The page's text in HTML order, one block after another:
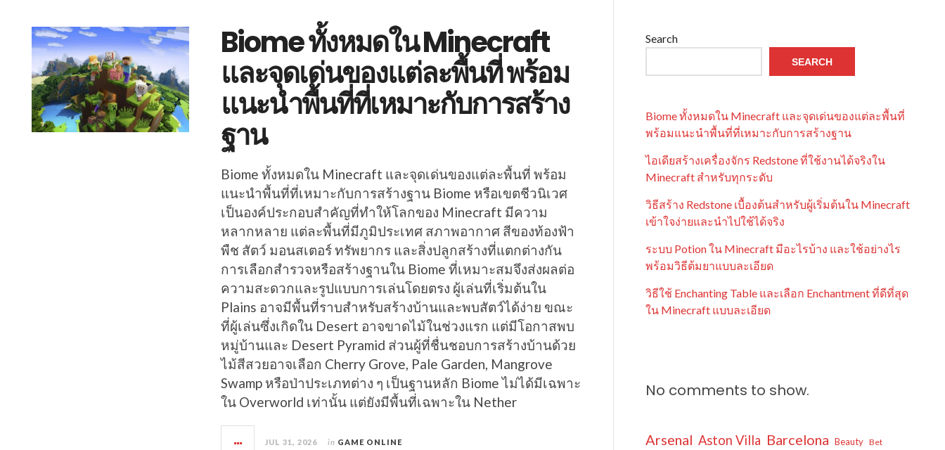
Biome ทั้งหมดใน Minecraft
และจุดเด่นของแต่ละพื้นที่ พร้อม
แนะนำพื้นที่ที่เหมาะกับการสร้าง
ฐาน
Biome ทั้งหมดใน Minecraft และจุดเด่นของแต่ละพื้นที่ พร้อม
แนะนำพื้นที่ที่เหมาะกับการสร้างฐาน Biome หรือเขตชีวนิเวศ
เป็นองค์ประกอบสำคัญที่ทำให้โลกของ Minecraft มีความ
หลากหลาย แต่ละพื้นที่มีภูมิประเทศ สภาพอากาศ สีของท้องฟ้า
พืช สัตว์ มอนสเตอร์ ทรัพยากร และสิ่งปลูกสร้างที่แตกต่างกัน
การเลือกสำรวจหรือสร้างฐานใน Biome ที่เหมาะสมจึงส่งผลต่อ
ความสะดวกและรูปแบบการเล่นโดยตรง ผู้เล่นที่เริ่มต้นใน
Plains อาจมีพื้นที่ราบสำหรับสร้างบ้านและพบสัตว์ได้ง่าย ขณะ
ที่ผู้เล่นซึ่งเกิดใน Desert อาจขาดไม้ในช่วงแรก แต่มีโอกาสพบ
หมู่บ้านและ Desert Pyramid ส่วนผู้ที่ชื่นชอบการสร้างบ้านด้วย
ไม้สีสวยอาจเลือก Cherry Grove, Pale Garden, Mangrove
Swamp หรือป่าประเภทต่าง ๆ เป็นฐานหลัก Biome ไม่ได้มีเฉพาะ
ใน Overworld เท่านั้น แต่ยังมีพื้นที่เฉพาะใน Nether
JUL 31, 2026 in GAME ONLINE
Search
SEARCH
Biome ทั้งหมดใน Minecraft และจุดเด่นของแต่ละพื้นที่
พร้อมแนะนำพื้นที่ที่เหมาะกับการสร้างฐาน
ไอเดียสร้างเครื่องจักร Redstone ที่ใช้งานได้จริงใน
Minecraft สำหรับทุกระดับ
วิธีสร้าง Redstone เบื้องต้นสำหรับผู้เริ่มต้นใน Minecraft
เข้าใจง่ายและนำไปใช้ได้จริง
ระบบ Potion ใน Minecraft มีอะไรบ้าง และใช้อย่างไร
พร้อมวิธีต้มยาแบบละเอียด
วิธีใช้ Enchanting Table และเลือก Enchantment ที่ดีที่สุด
ใน Minecraft แบบละเอียด
No comments to show.
Arsenal Aston Villa Barcelona Beauty Bet